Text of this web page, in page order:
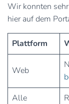
Wir konnten
hier auf dem
Plattform
Web
b
Alle